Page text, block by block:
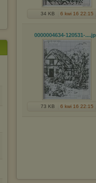
34 KB 6 kwi 16 22:15
0000004634-120531-...
73 KB 6 kwi 16 22:15